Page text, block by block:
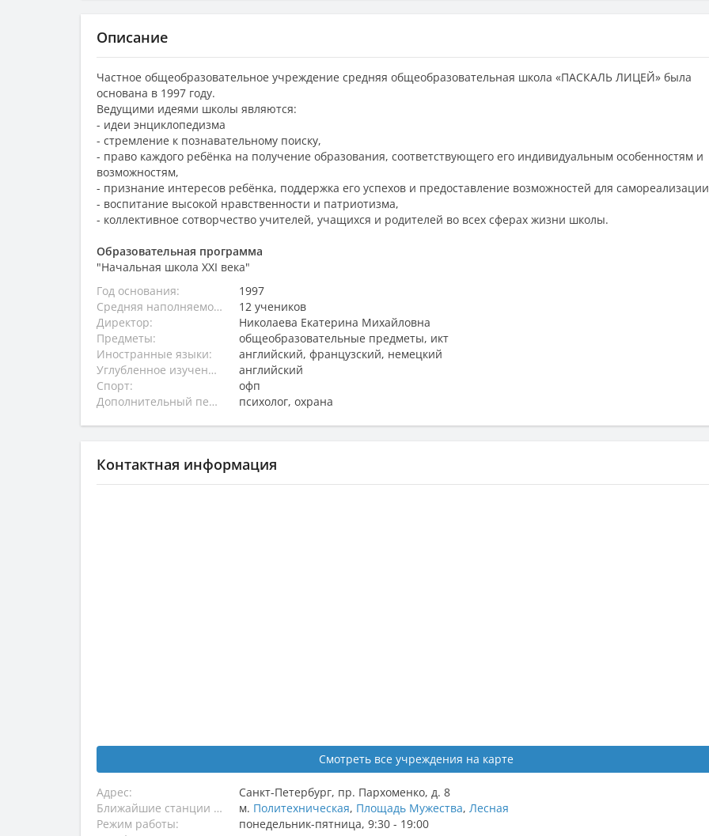
Описание
Частное общеобразовательное учреждение средняя общеобразовательная школа «ПАСКАЛЬ ЛИЦЕЙ» была
основана в 1997 году.
Ведущими идеями школы являются:
- идеи энциклопедизма
- стремление к познавательному поиску,
- право каждого ребёнка на получение образования, соответствующего его индивидуальным особенностям и
возможностям,
- признание интересов ребёнка, поддержка его успехов и предоставление возможностей для
- воспитание высокой нравственности и патриотизма,
- коллективное сотворчество учителей, учащихся и родителей во всех сферах жизни школы.
Образовательная программа
"Начальная школа XXI века"
Год основания:
1997
Средняя наполняемость классов:
12 учеников
Директор:
Николаева Екатерина Михайловна
Предметы:
общеобразовательные предметы, икт
Иностранные языки:
английский, французский, немецкий
Углубленное изучение:
английский
Спорт:
офп
Дополнительный персонал:
психолог, охрана
Контактная информация
Смотреть все учреждения на карте
Адрес: Санкт-Петербург, пр. Пархоменко, д. 8
Ближайшие станции метро:
м. Политехническая, Площадь Мужества, Лесная
Режим работы:
понедельник-пятница, 9:30 - 19:00